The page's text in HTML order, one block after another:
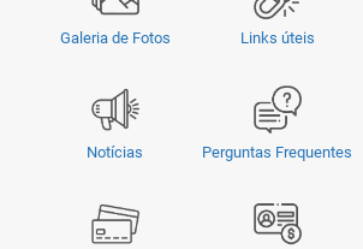
Galeria de Fotos Links úteis
Notícias Perguntas Frequentes